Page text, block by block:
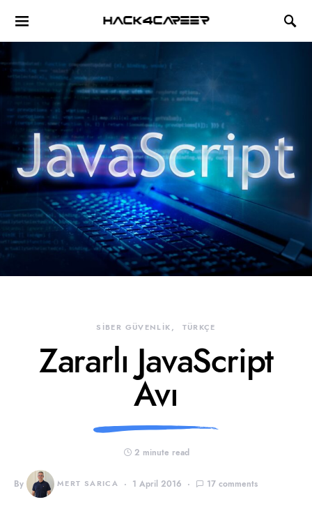
Hack4Career
SİBER GÜVENLİK TÜRKÇE
Zararlı JavaScript
Avı
2 minute read
By MERT SARICA 1 April 2016 17 comments